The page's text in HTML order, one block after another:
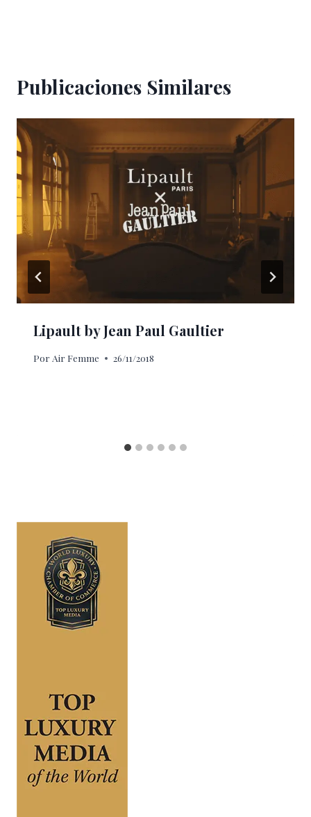
Publicaciones Similares
Lipault by Jean Paul Gaultier
Por Air Femme 26/11/2018